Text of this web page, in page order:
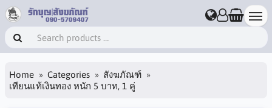
Home Categories
สังฆภัณฑ์
เทียนแท้เงินทอง หนัก 5 บาท, 1 คู่